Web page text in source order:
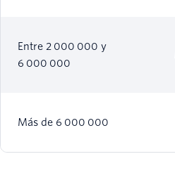
Entre 2 000 000 y
6 000 000
Más de 6 000 000